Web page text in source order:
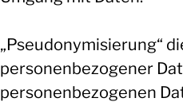
„Pseudonymisierung“
personenbezogener
personenbezogenen